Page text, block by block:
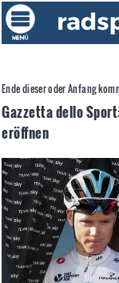
Ende dieser oder Anfang
Gazzetta dello
eröffnen